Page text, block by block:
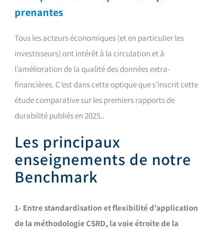
prenantes
Tous les acteurs économiques (et en particulier les
investisseurs) ont intérêt à la circulation et à
l’amélioration de la qualité des données extra-
financières. C’est dans cette optique que s’inscrit cette
étude comparative sur les premiers rapports de
durabilité publiés en 2025..
Les principaux
enseignements de notre
Benchmark
1- Entre standardisation et flexibilité d’application
de la méthodologie CSRD, la voie étroite de la